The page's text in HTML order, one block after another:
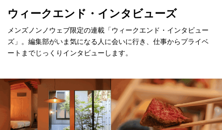
ウィークエンド・インタビューズ
メンズノンノウェブ限定の連載「ウィークエンド・インタビュー
ズ」。編集部がいま気になる人に会いに行き、仕事からプライベ
ートまでじっくりインタビューします。